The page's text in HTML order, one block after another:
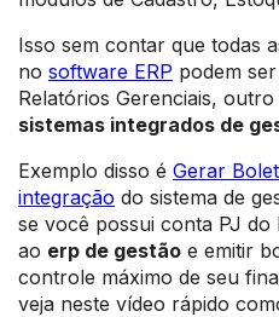
Isso sem contar que todas
no software ERP podem
Relatórios Gerenciais,
sistemas integrados de
Exemplo disso é Gerar
integração do sistema de
se você possui conta PJ
ao erp de gestão e emitir
controle máximo de seu
veja neste vídeo rápido